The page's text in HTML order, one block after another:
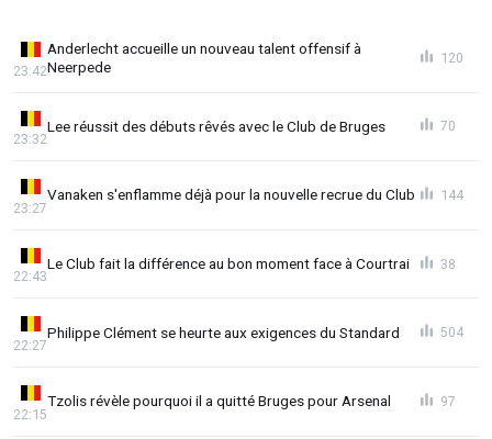
Anderlecht accueille un nouveau talent offensif à
Neerpede
23:42
120
Lee réussit des débuts rêvés avec le Club de Bruges
23:32
70
Vanaken s'enflamme déjà pour la nouvelle recrue du Club
23:27
144
Le Club fait la différence au bon moment face à Courtrai
22:43
38
Philippe Clément se heurte aux exigences du Standard
22:27
504
Tzolis révèle pourquoi il a quitté Bruges pour Arsenal
22:15
97